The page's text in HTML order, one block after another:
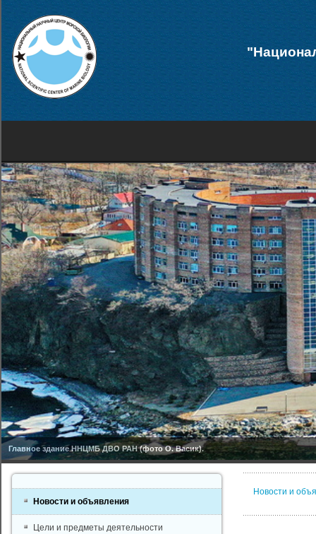
Главное здание ННЦМБ ДВО РАН (фото О. Васик).
Новости и
Новости и объявления
Цели и предметы деятельности